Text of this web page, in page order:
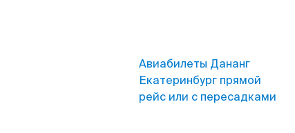
Авиабилеты Дананг
Екатеринбург прямой
рейс или с пересадками